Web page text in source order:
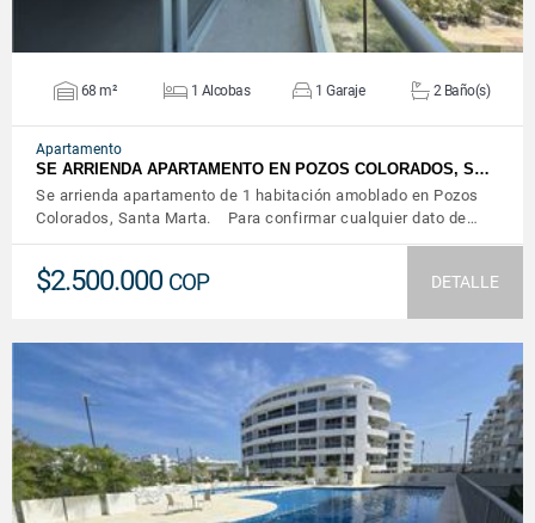
68 m² 1 Alcobas 1 Garaje 2 Baño(s)
Apartamento
SE ARRIENDA APARTAMENTO EN POZOS COLORADOS, S…
Se arrienda apartamento de 1 habitación amoblado en Pozos
Colorados, Santa Marta. Para confirmar cualquier dato de…
$2.500.000 COP DETALLE
VER DETALLES